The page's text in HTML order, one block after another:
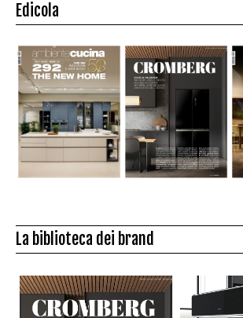
Edicola
La biblioteca dei brand